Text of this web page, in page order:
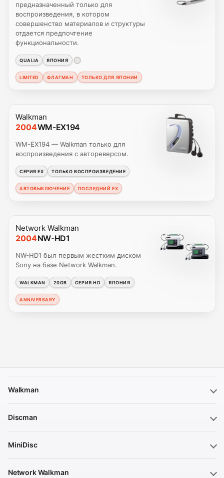
предназначенный только для
воспроизведения, в котором
совершенство материалов и структуры
отдается предпочтение
функциональности.
QUALIA ЯПОНИЯ
LIMITED ФЛАГМАН ТОЛЬКО ДЛЯ ЯПОНИИ
Walkman
2004WM-EX194
WM-EX194 — Walkman только для
воспроизведения с автореверсом.
СЕРИЯ EX ТОЛЬКО ВОСПРОИЗВЕДЕНИЕ
АВТОВЫКЛЮЧЕНИЕ ПОСЛЕДНИЙ EX
Network Walkman
2004NW-HD1
NW-HD1 был первым жестким диском
Sony на базе Network Walkman.
WALKMAN 20GB СЕРИЯ HD ЯПОНИЯ
ANNIVERSARY
Walkman
Discman
MiniDisc
Network Walkman